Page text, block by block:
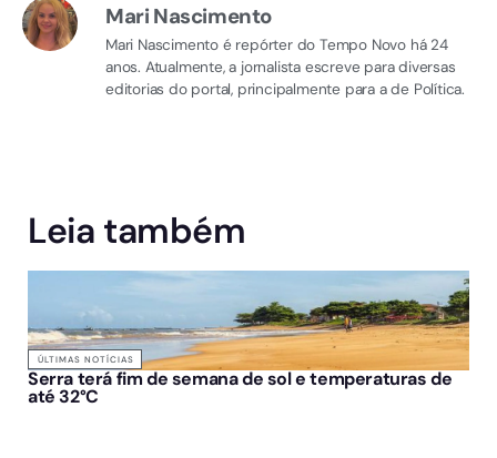
Mari Nascimento
Mari Nascimento é repórter do Tempo Novo há 24
anos. Atualmente, a jornalista escreve para diversas
editorias do portal, principalmente para a de Política.
Leia também
ÚLTIMAS NOTÍCIAS
Serra terá fim de semana de sol e temperaturas de
até 32°C